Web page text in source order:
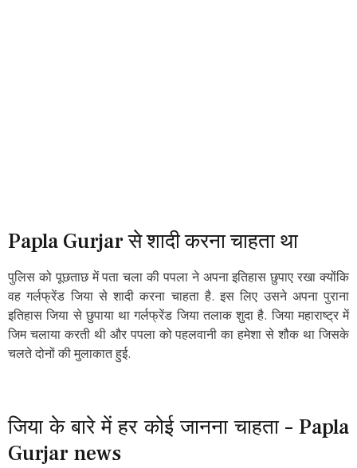
Papla Gurjar से शादी करना चाहता था
पुलिस को पूछताछ में पता चला की पपला ने अपना इतिहास छुपाए रखा क्योंकि
वह गर्लफ्रेंड जिया से शादी करना चाहता है. इस लिए उसने अपना पुराना
इतिहास जिया से छुपाया था गर्लफ्रेंड जिया तलाक शुदा है. जिया महाराष्ट्र में
जिम चलाया करती थी और पपला को पहलवानी का हमेशा से शौक था जिसके
चलते दोनों की मुलाकात हुई.
जिया के बारे में हर कोई जानना चाहता – Papla
Gurjar news